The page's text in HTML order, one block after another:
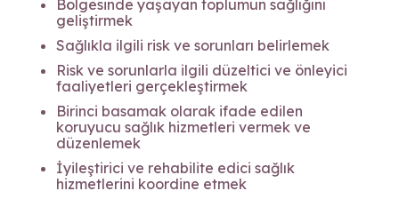
Bölgesinde yaşayan toplumun sağlığını
geliştirmek
Sağlıkla ilgili risk ve sorunları belirlemek
Risk ve sorunlarla ilgili düzeltici ve önleyici
faaliyetleri gerçekleştirmek
Birinci basamak olarak ifade edilen
koruyucu sağlık hizmetleri vermek ve
düzenlemek
İyileştirici ve rehabilite edici sağlık
hizmetlerini koordine etmek